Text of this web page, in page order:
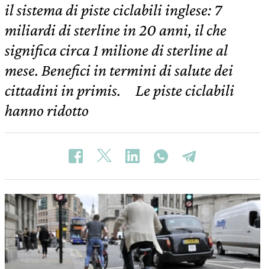
il sistema di piste ciclabili inglese: 7
miliardi di sterline in 20 anni, il che
significa circa 1 milione di sterline al
mese. Benefici in termini di salute dei
cittadini in primis. Le piste ciclabili
hanno ridotto